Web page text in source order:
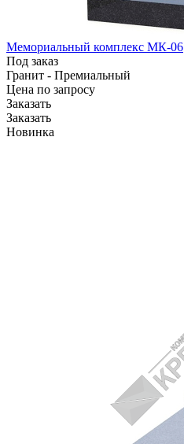
Мемориальный комплекс МК-06
Под заказ
Гранит - Премиальный
Цена по запросу
Заказать
Заказать
Новинка